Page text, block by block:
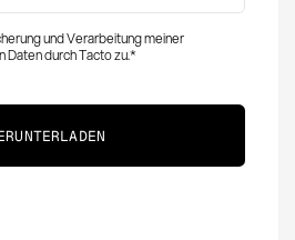
und Verarbeitung meiner
durch Tacto zu.*